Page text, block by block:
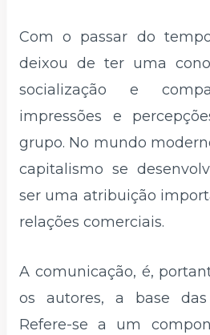
Com o passar do
deixou de ter uma
socialização e
impressões e
grupo. No mundo
capitalismo se
ser uma atribuição
relações comerciais.
A comunicação, é,
os autores, a base das
Refere-se a um